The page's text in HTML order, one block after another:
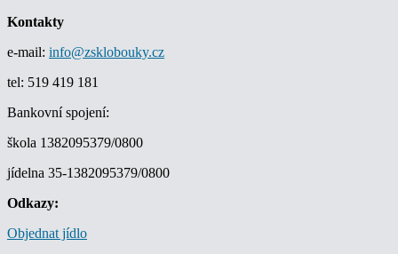
Kontakty
e-mail: info@zsklobouky.cz
tel: 519 419 181
Bankovní spojení:
škola 1382095379/0800
jídelna 35-1382095379/0800
Odkazy:
Objednat jídlo